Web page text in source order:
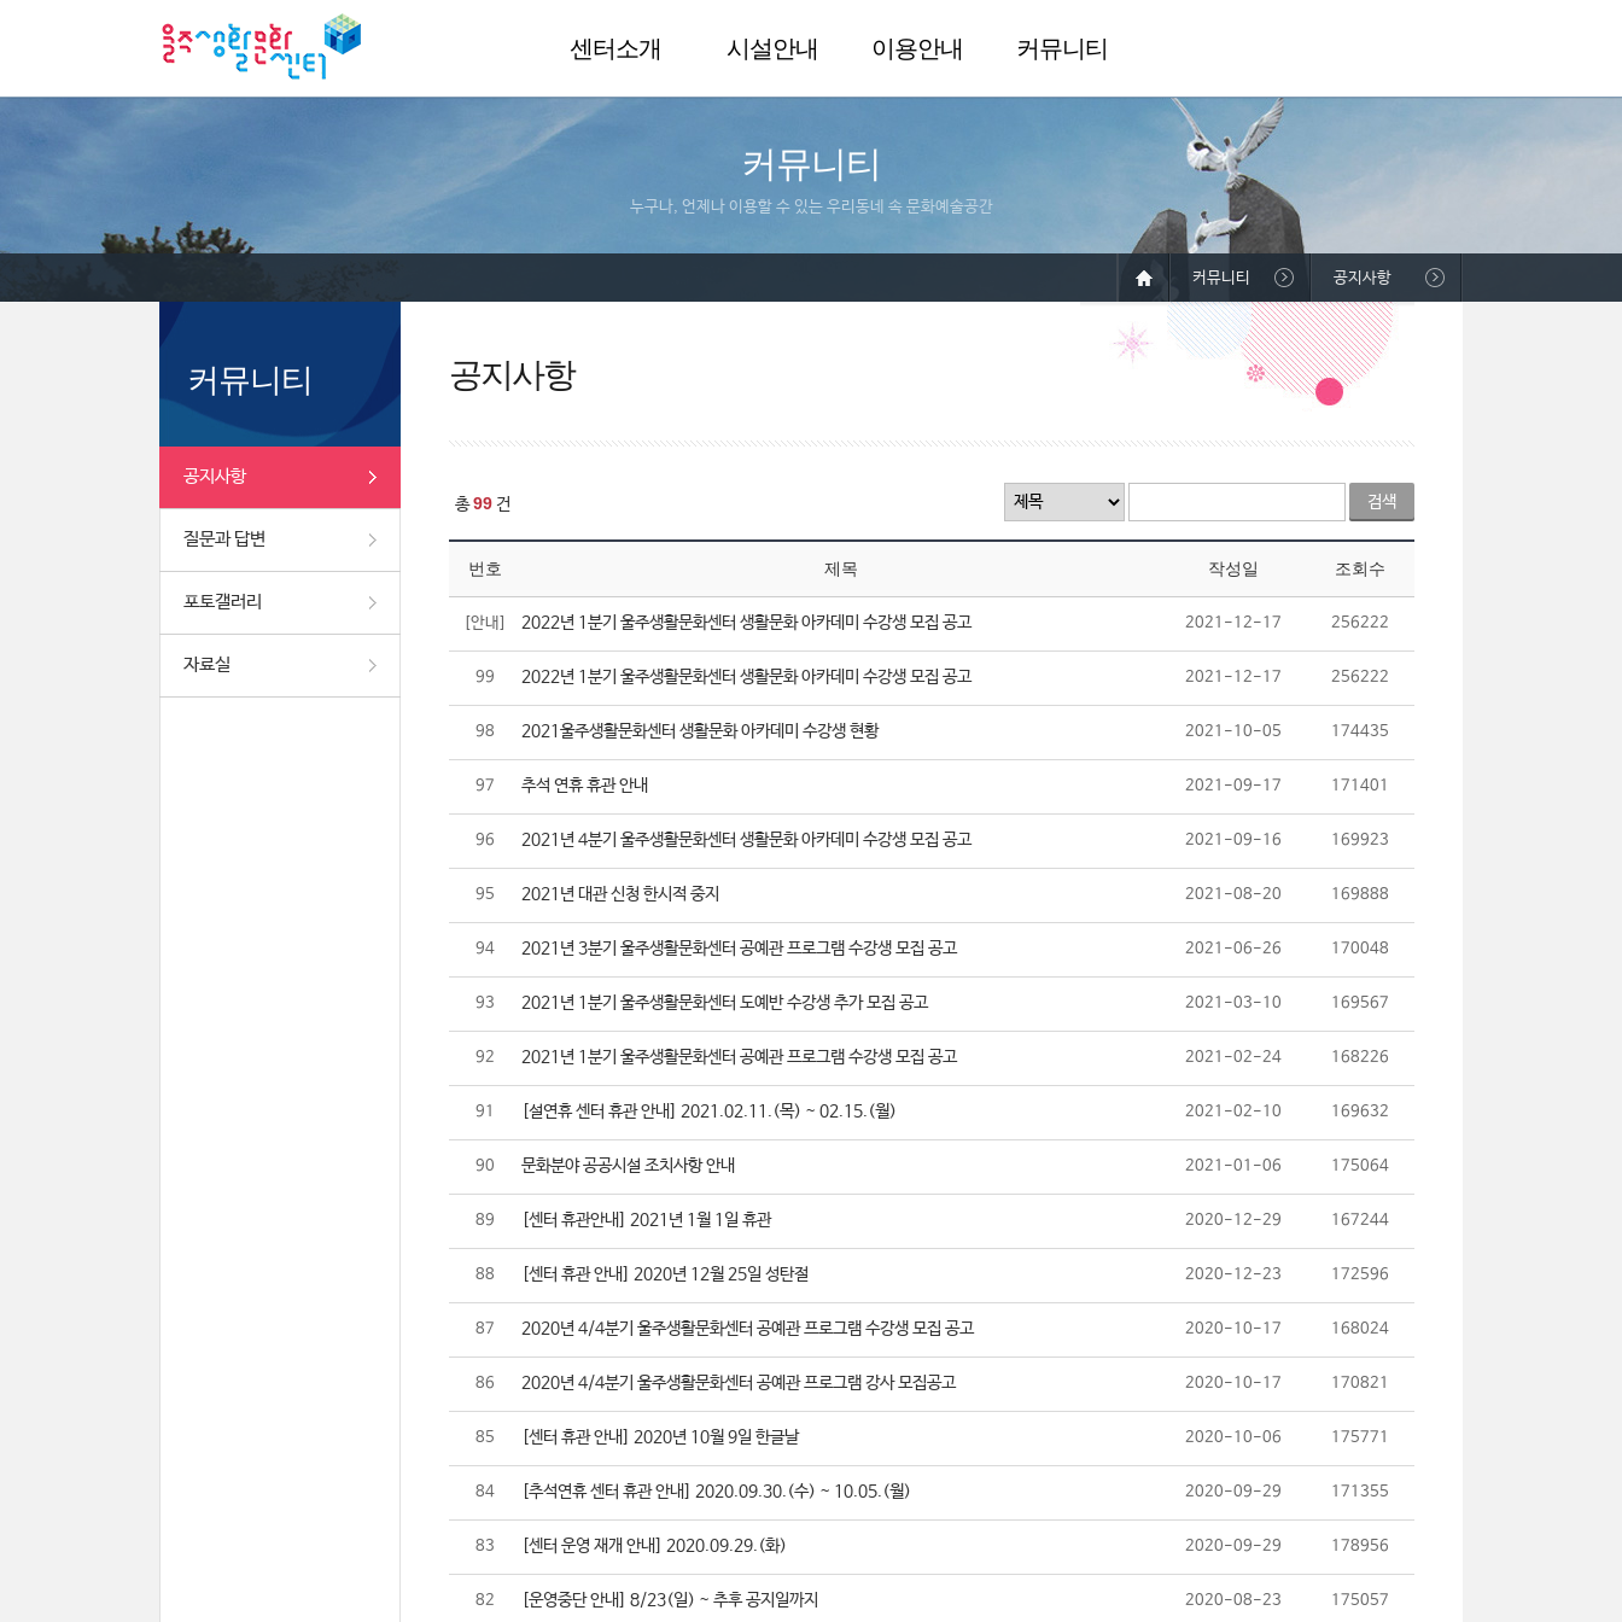
센터소개 시설안내 이용안내 커뮤니티
커뮤니티
누구나, 언제나 이용할 수 있는 우리동네 속 문화예술공간
커뮤니티
공지사항
질문과 답변
포토갤러리
자료실
커뮤니티 공지사항
공지사항
총99 건
번호 제목 작성일 조회수
[안내] 2022년 1분기 울주생활문화센터 생활문화 아카데미 수강생 모집 공고 2021-12-17 256222
99 2022년 1분기 울주생활문화센터 생활문화 아카데미 수강생 모집 공고 2021-12-17 256222
98 2021울주생활문화센터 생활문화 아카데미 수강생 현황 2021-10-05 174435
97 추석 연휴 휴관 안내 2021-09-17 171401
96 2021년 4분기 울주생활문화센터 생활문화 아카데미 수강생 모집 공고 2021-09-16 169923
95 2021년 대관 신청 한시적 중지 2021-08-20 169888
94 2021년 3분기 울주생활문화센터 공예관 프로그램 수강생 모집 공고 2021-06-26 170048
93 2021년 1분기 울주생활문화센터 도예반 수강생 추가 모집 공고 2021-03-10 169567
92 2021년 1분기 울주생활문화센터 공예관 프로그램 수강생 모집 공고 2021-02-24 168226
91 [설연휴 센터 휴관 안내] 2021.02.11.(목) ~ 02.15.(월) 2021-02-10 169632
90 문화분야 공공시설 조치사항 안내 2021-01-06 175064
89 [센터 휴관안내] 2021년 1월 1일 휴관 2020-12-29 167244
88 [센터 휴관 안내] 2020년 12월 25일 성탄절 2020-12-23 172596
87 2020년 4/4분기 울주생활문화센터 공예관 프로그램 수강생 모집 공고 2020-10-17 168024
86 2020년 4/4분기 울주생활문화센터 공예관 프로그램 강사 모집공고 2020-10-17 170821
85 [센터 휴관 안내] 2020년 10월 9일 한글날 2020-10-06 175771
84 [추석연휴 센터 휴관 안내] 2020.09.30.(수) ~ 10.05.(월) 2020-09-29 171355
83 [센터 운영 재개 안내] 2020.09.29.(화) 2020-09-29 178956
82 [운영중단 안내] 8/23(일) ~ 추후 공지일까지 2020-08-23 175057